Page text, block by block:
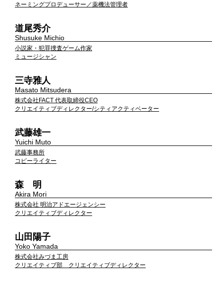
ネーミングプロデューサー／薬機法管理者
道尾秀介
Shusuke Michio
小説家・犯罪捜査ゲーム作家
ミュージシャン
三寺雅人
Masato Mitsudera
株式会社FACT 代表取締役CEO
クリエイティブディレクター/シティアクティベーター
武藤雄一
Yuichi Muto
武藤事務所
コピーライター
森 明
Akira Mori
株式会社 明治アドエージェンシー
クリエイティブディレクター
山田陽子
Yoko Yamada
株式会社みづま工房
クリエイティブ部 クリエイティブディレクター